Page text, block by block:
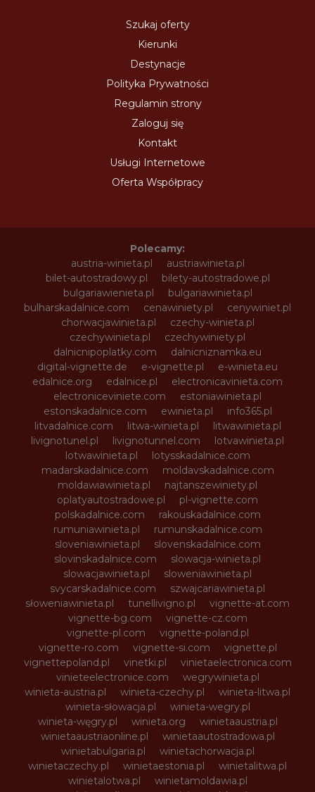
Szukaj oferty
Kierunki
Destynacje
Polityka Prywatności
Regulamin strony
Zaloguj się
Kontakt
Usługi Internetowe
Oferta Współpracy
Polecamy:
austria-winieta.pl
austriawinieta.pl
bilet-autostradowy.pl
bilety-autostradowe.pl
bulgariawienieta.pl
bulgariawinieta.pl
bulharskadalnice.com
cenawiniety.pl
cenywiniet.pl
chorwacjawinieta.pl
czechy-winieta.pl
czechywinieta.pl
czechywiniety.pl
dalnicnipoplatky.com
dalnicniznamka.eu
digital-vignette.de
e-vignette.pl
e-winieta.eu
edalnice.org
edalnice.pl
electronicavinieta.com
electroniceviniete.com
estoniawinieta.pl
estonskadalnice.com
ewinieta.pl
info365.pl
litvadalnice.com
litwa-winieta.pl
litwawinieta.pl
livignotunel.pl
livignotunnel.com
lotvawinieta.pl
lotwawinieta.pl
lotysskadalnice.com
madarskadalnice.com
moldavskadalnice.com
moldawiawinieta.pl
najtanszewiniety.pl
oplatyautostradowe.pl
pl-vignette.com
polskadalnice.com
rakouskadalnice.com
rumuniawinieta.pl
rumunskadalnice.com
sloveniawinieta.pl
slovenskadalnice.com
slovinskadalnice.com
slowacja-winieta.pl
slowacjawinieta.pl
sloweniawinieta.pl
svycarskadalnice.com
szwajcariawinieta.pl
słoweniawinieta.pl
tunellivigno.pl
vignette-at.com
vignette-bg.com
vignette-cz.com
vignette-pl.com
vignette-poland.pl
vignette-ro.com
vignette-si.com
vignette.pl
vignettepoland.pl
vinetki.pl
vinietaelectronica.com
vinieteelectronice.com
wegrywinieta.pl
winieta-austria.pl
winieta-czechy.pl
winieta-litwa.pl
winieta-słowacja.pl
winieta-wegry.pl
winieta-węgry.pl
winieta.org
winietaaustria.pl
winietaaustriaonline.pl
winietaautostradowa.pl
winietabulgaria.pl
winietachorwacja.pl
winietaczechy.pl
winietaestonia.pl
winietalitwa.pl
winietalotwa.pl
winietamoldawia.pl